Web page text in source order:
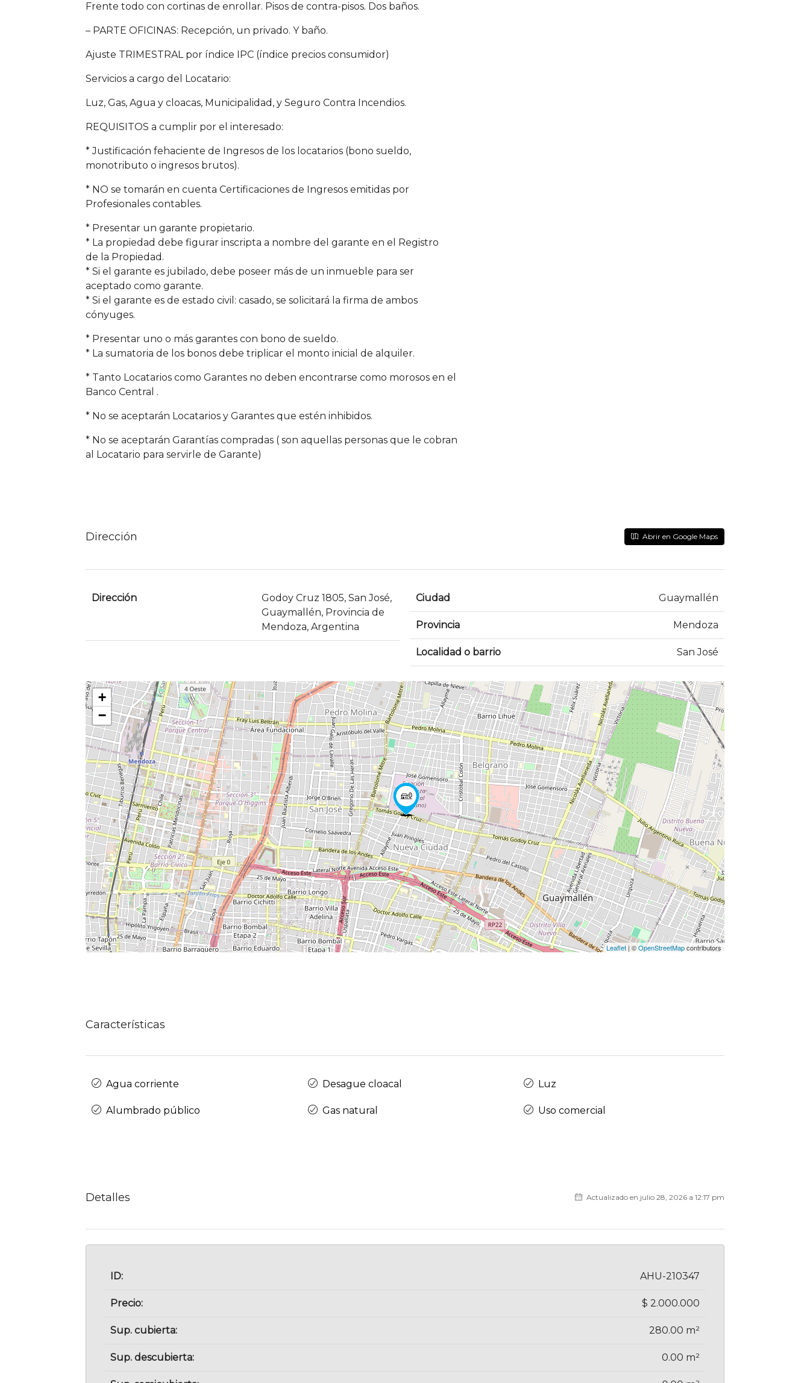
Frente todo con cortinas de enrollar. Pisos de contra-pisos. Dos baños.
– PARTE OFICINAS: Recepción, un privado. Y baño.
Ajuste TRIMESTRAL por índice IPC (índice precios consumidor)
Servicios a cargo del Locatario:
Luz, Gas, Agua y cloacas, Municipalidad, y Seguro Contra Incendios.
REQUISITOS a cumplir por el interesado:
* Justificación fehaciente de Ingresos de los locatarios (bono sueldo,
monotributo o ingresos brutos).
* NO se tomarán en cuenta Certificaciones de Ingresos emitidas por
Profesionales contables.
* Presentar un garante propietario.
* La propiedad debe figurar inscripta a nombre del garante en el Registro
de la Propiedad.
* Si el garante es jubilado, debe poseer más de un inmueble para ser
aceptado como garante.
* Si el garante es de estado civil: casado, se solicitará la firma de ambos
cónyuges.
* Presentar uno o más garantes con bono de sueldo.
* La sumatoria de los bonos debe triplicar el monto inicial de alquiler.
* Tanto Locatarios como Garantes no deben encontrarse como morosos en el
Banco Central .
* No se aceptarán Locatarios y Garantes que estén inhibidos.
* No se aceptarán Garantías compradas ( son aquellas personas que le cobran
al Locatario para servirle de Garante)
Dirección Abrir en Google Maps
Dirección
Godoy Cruz 1805, San José,
Guaymallén, Provincia de
Mendoza, Argentina
Ciudad Guaymallén
Provincia Mendoza
Localidad o barrio San José
+
−
Leaflet | ©OpenStreetMapcontributors
Características
Agua corriente
Alumbrado público
Desague cloacal
Gas natural
Luz
Uso comercial
Detalles Actualizado en julio 28, 2026 a 12:17 pm
ID: AHU-210347
Precio: $ 2.000.000
Sup. cubierta: 280.00 m²
Sup. descubierta: 0.00 m²